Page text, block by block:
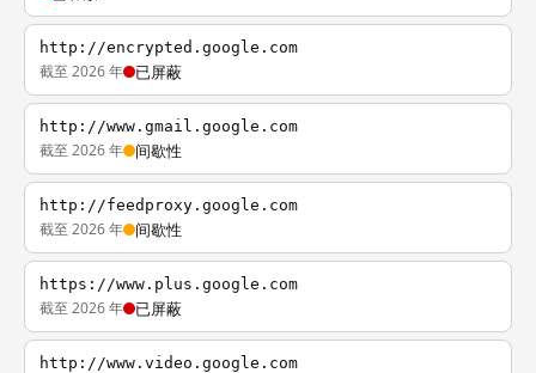
http://encrypted.google.com
截至 2026 年 已屏蔽
http://www.gmail.google.com
截至 2026 年 间歇性
http://feedproxy.google.com
截至 2026 年 间歇性
https://www.plus.google.com
截至 2026 年 已屏蔽
http://www.video.google.com